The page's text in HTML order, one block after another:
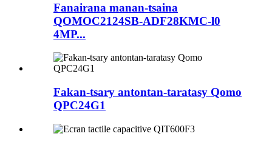
Fanairana manan-tsaina
QOMOC2124SB-ADF28KMC-l0
4MP...
Fakan-tsary antontan-taratasy Qomo
QPC24G1